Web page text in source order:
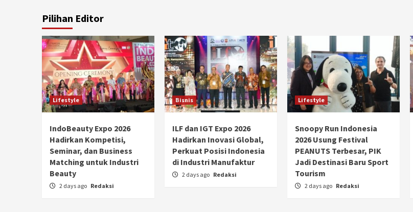
Pilihan Editor
Lifestyle
IndoBeauty Expo 2026
Hadirkan Kompetisi,
Seminar, dan Business
Matching untuk Industri
Beauty
2 days ago Redaksi
Bisnis
ILF dan IGT Expo 2026
Hadirkan Inovasi Global,
Perkuat Posisi Indonesia
di Industri Manufaktur
2 days ago Redaksi
Lifestyle
Snoopy Run Indonesia
2026 Usung Festival
PEANUTS Terbesar, PIK
Jadi Destinasi Baru Sport
Tourism
2 days ago Redaksi